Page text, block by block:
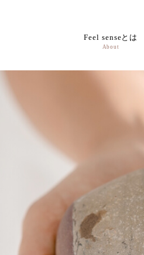
Feel senseとは
About